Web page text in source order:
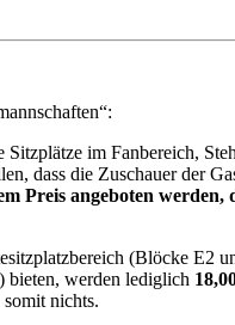
im Fanbereich,
dass die Zuschauer der
Preis angeboten
(Blöcke E2
bieten, werden lediglich
somit nichts.